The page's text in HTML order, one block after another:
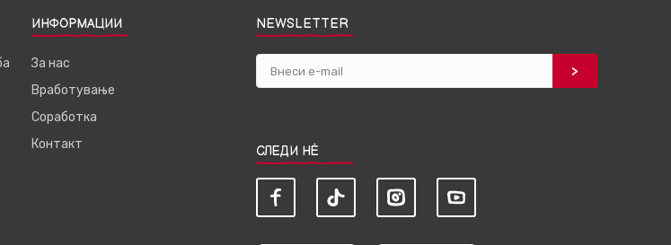
ИНФОРМАЦИИ
За нас
Вработување
Соработка
Контакт
NEWSLETTER
СЛЕДИ НЀ